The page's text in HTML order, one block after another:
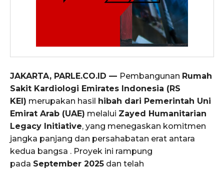
JAKARTA, PARLE.CO.ID — Pembangunan Rumah
Sakit Kardiologi Emirates Indonesia (RS
KEI) merupakan hasil hibah dari Pemerintah Uni
Emirat Arab (UAE) melalui Zayed Humanitarian
Legacy Initiative, yang menegaskan komitmen
jangka panjang dan persahabatan erat antara
kedua bangsa . Proyek ini rampung
pada September 2025 dan telah